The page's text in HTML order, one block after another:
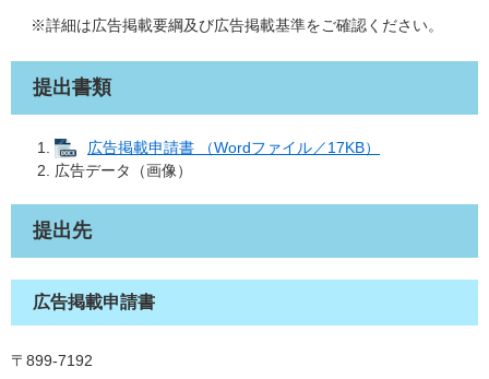
※詳細は広告掲載要綱及び広告掲載基準をご確認ください。
提出書類
広告掲載申請書 （Wordファイル／17KB）
広告データ（画像）
提出先
広告掲載申請書
〒899-7192